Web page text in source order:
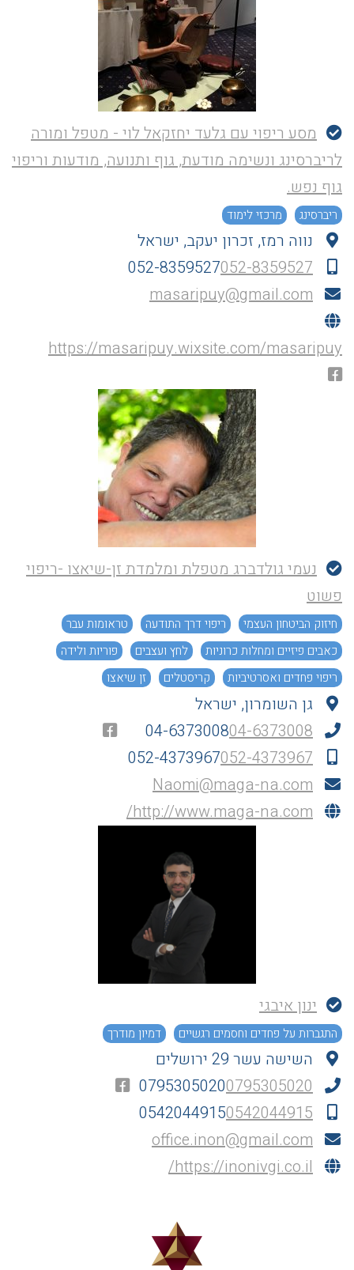
מסע ריפוי עם גלעד יחזקאל לוי - מטפל ומורה
לריברסינג ונשימה מודעת, גוף ותנועה, מודעות וריפוי
גוף נפש.
ריברסינג מרכזי לימוד
נווה רמז, זכרון יעקב, ישראל
052-8359527052-8359527
masaripuy@gmail.com
https://masaripuy.wixsite.com/masaripuy
נעמי גולדברג מטפלת ומלמדת זן-שיאצו -ריפוי
פשוט
חיזוק הביטחון העצמי ריפוי דרך התודעה
טראומות עבר
כאבים פיזיים ומחלות כרוניות
לחץ ועצבים
פוריות ולידה
ריפוי פחדים ואסרטיביות
קריסטלים
זן שיאצו
זן שיאצו - ריפוי פשוט
מרכזי לימודגן השומרון, ישראל
04-637300804-6373008
052-4373967052-4373967
Naomi@maga-na.com
http://www.maga-na.com/
ינון איבגי
התגברות על פחדים וחסמים רגשיים דמיון מודרך
השישה עשר 29 ירושלים
07953050200795305020
05420449150542044915
office.inon@gmail.com
https://inonivgi.co.il/